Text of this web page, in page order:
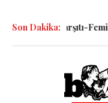
Son Dakika:
Savaş Karşıtı-